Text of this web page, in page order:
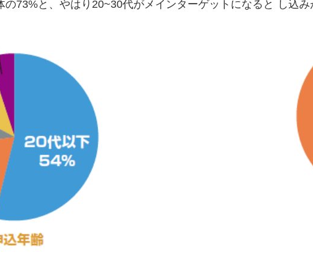
73%と、やはり20~30代がメインターゲットになると
し込み